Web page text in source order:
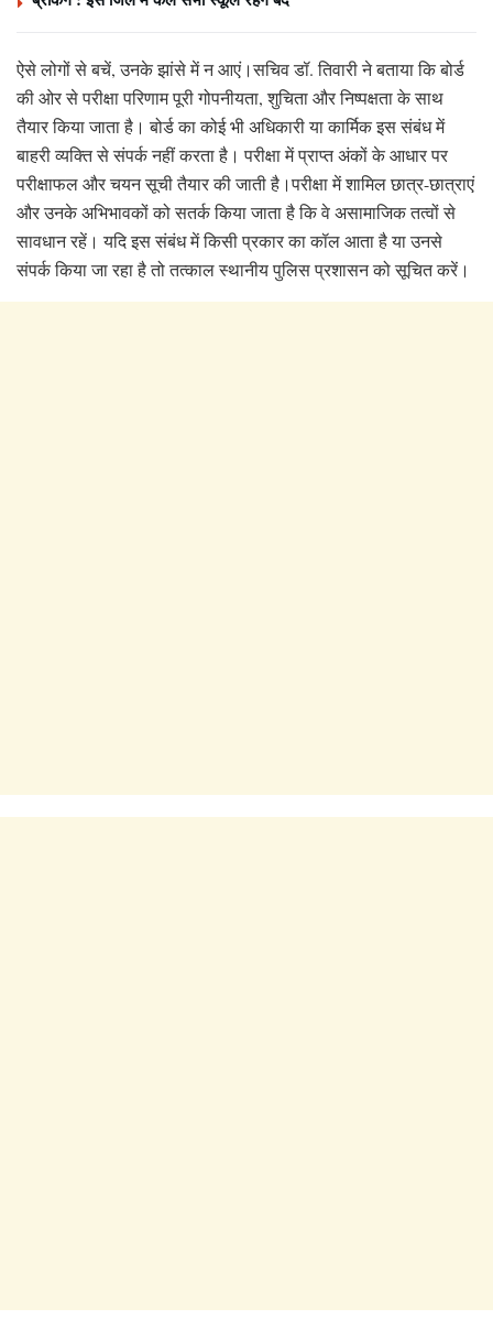
ऐसे लोगों से बचें, उनके झांसे में न आएं।सचिव डॉ. तिवारी ने बताया कि बोर्ड
की ओर से परीक्षा परिणाम पूरी गोपनीयता, शुचिता और निष्पक्षता के साथ
तैयार किया जाता है। बोर्ड का कोई भी अधिकारी या कार्मिक इस संबंध में
बाहरी व्यक्ति से संपर्क नहीं करता है। परीक्षा में प्राप्त अंकों के आधार पर
परीक्षाफल और चयन सूची तैयार की जाती है।परीक्षा में शामिल छात्र-छात्राएं
और उनके अभिभावकों को सतर्क किया जाता है कि वे असामाजिक तत्वों से
सावधान रहें। यदि इस संबंध में किसी प्रकार का कॉल आता है या उनसे
संपर्क किया जा रहा है तो तत्काल स्थानीय पुलिस प्रशासन को सूचित करें।